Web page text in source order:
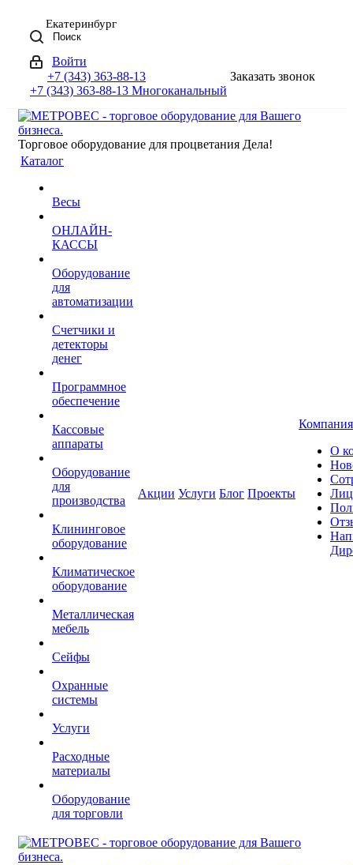
Екатеринбург
Поиск
Войти
+7 (343) 363-88-13
+7 (343) 363-88-13 Многоканальный
Заказать звонок
Торговое оборудование для процветания Дела!
Каталог
Весы
ОНЛАЙН-
КАССЫ
Оборудование
для
автоматизации
Счетчики и
детекторы
денег
Программное
обеспечение
Кассовые
аппараты
Оборудование
для
производства
Клининговое
оборудование
Климатическое
оборудование
Металлическая
мебель
Сейфы
Охранные
системы
Услуги
Расходные
материалы
Оборудование
для торговли
Акции Услуги Блог Проекты
Компания
О